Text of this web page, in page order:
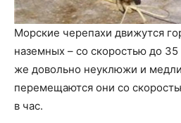
Морские черепахи движутся
наземных – со скоростью до
же довольно неуклюжи и
перемещаются они со
в час.